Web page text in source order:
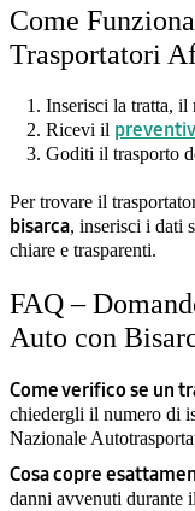
Come
Trasportatori
Inserisci la tratta, il
Ricevi il
Goditi il trasporto
Per trovare il
bisarca, inserisci i dati
chiare e trasparenti.
FAQ –
Auto con
Come verifico se un
chiedergli il numero di
Nazionale
Cosa copre
danni avvenuti durante